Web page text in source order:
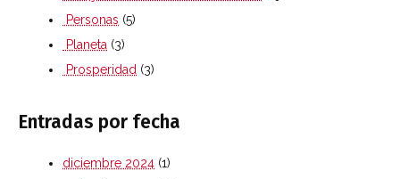
Personas (5)
Planeta (3)
Prosperidad (3)
Entradas por fecha
diciembre 2024 (1)